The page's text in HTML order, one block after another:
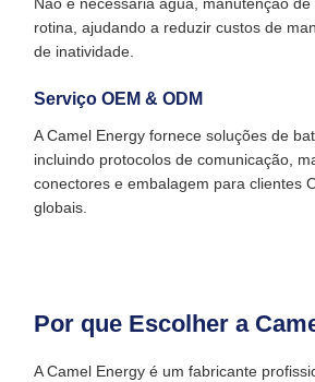
rotina, ajudando a reduzir custos de
de inatividade.
Serviço OEM & ODM
A Camel Energy fornece soluções de
incluindo protocolos de comunicação,
conectores e embalagem para clientes
globais.
Por que Escolher a
A Camel Energy é um fabricante